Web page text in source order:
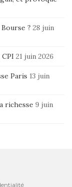
? 28 juin
21 juin 2026
Paris 13 juin
richesse 9 juin